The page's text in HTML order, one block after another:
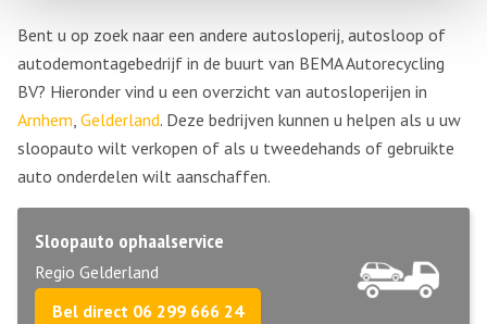
Bent u op zoek naar een andere autosloperij, autosloop of
autodemontagebedrijf in de buurt van BEMA Autorecycling
BV? Hieronder vind u een overzicht van autosloperijen in
Arnhem, Gelderland. Deze bedrijven kunnen u helpen als u uw
sloopauto wilt verkopen of als u tweedehands of gebruikte
auto onderdelen wilt aanschaffen.
Sloopauto ophaalservice
Regio Gelderland
Bel direct 06 299 666 24